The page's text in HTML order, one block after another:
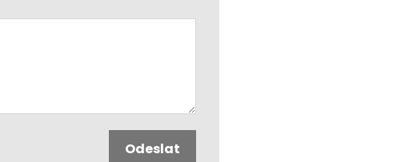
Odeslat